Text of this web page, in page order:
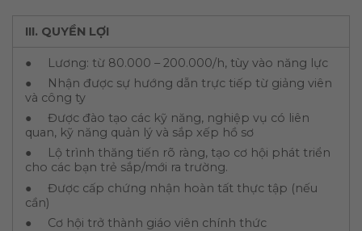
III. QUYỀN LỢI
● Lương: từ 80.000 – 200.000/h, tùy vào năng lực
● Nhận được sự hướng dẫn trực tiếp từ giảng viên
và công ty
● Được đào tạo các kỹ năng, nghiệp vụ có liên
quan, kỹ năng quản lý và sắp xếp hồ sơ
● Lộ trình thăng tiến rõ ràng, tạo cơ hội phát triển
cho các bạn trẻ sắp/mới ra trường.
● Được cấp chứng nhận hoàn tất thực tập (nếu
cần)
● Cơ hội trở thành giáo viên chính thức